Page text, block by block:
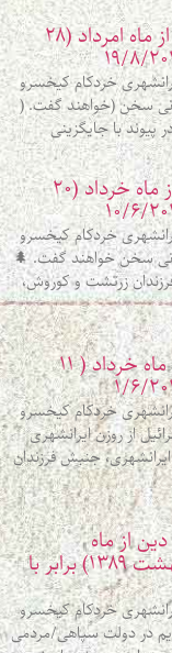
گفتار هفته، روز زامیاد از ماه امرداد (۲۸
خردکام کیخسرو
سخن (خواهند گفت. (
پیوند با جایگزینی
گفتار هفته، روز بهرام از ماه خرداد (۲۰
خردکام کیخسرو
سخن خواهند گفت. 🌲
زرتشت و کوروش،
گفتار هفته، روز خور از ماه خرداد ( ۱۱
خردکام کیخسرو
از روزن ایرانشهری
جنبش فرزندان
از ماه
اردیبهشت ( ۲۳ اردیبهشت ۱۳۸۹) برابر با
خردکام کیخسرو
در دولت سپاهی/مردمی